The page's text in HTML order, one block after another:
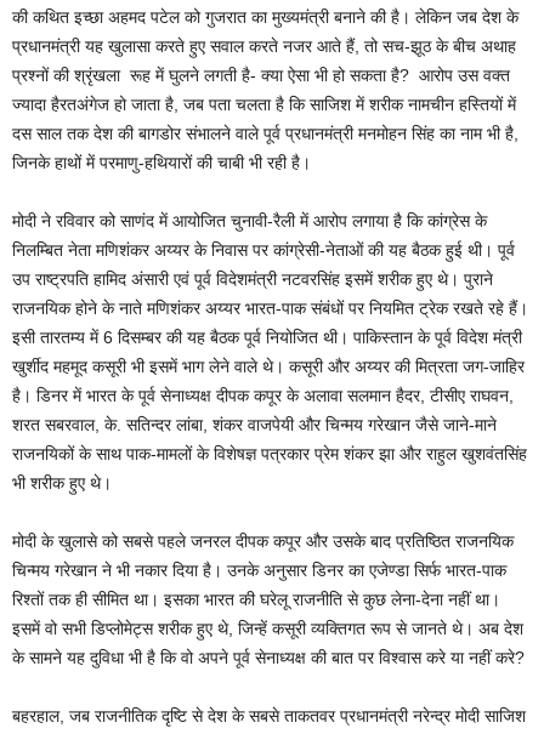
की कथित इच्छा अहमद पटेल को गुजरात का मुख्यमंत्री बनाने की है। लेकिन जब देश के
प्रधानमंत्री यह खुलासा करते हुए सवाल करते नजर आते हैं, तो सच-झूठ के बीच अथाह
प्रश्नों की श्रृंखला रूह में घुलने लगती है- क्या ऐसा भी हो सकता है? आरोप उस वक्त
ज्यादा हैरतअंगेज हो जाता है, जब पता चलता है कि साजिश में शरीक नामचीन हस्तियों में
दस साल तक देश की बागडोर संभालने वाले पूर्व प्रधानमंत्री मनमोहन सिंह का नाम भी है,
जिनके हाथों में परमाणु-हथियारों की चाबी भी रही है।
मोदी ने रविवार को साणंद में आयोजित चुनावी-रैली में आरोप लगाया है कि कांग्रेस के
निलम्बित नेता मणिशंकर अय्यर के निवास पर कांग्रेसी-नेताओं की यह बैठक हुई थी। पूर्व
उप राष्ट्रपति हामिद अंसारी एवं पूर्व विदेशमंत्री नटवरसिंह इसमें शरीक हुए थे। पुराने
राजनयिक होने के नाते मणिशंकर अय्यर भारत-पाक संबंधों पर नियमित ट्रेक रखते रहे हैं।
इसी तारतम्य में 6 दिसम्बर की यह बैठक पूर्व नियोजित थी। पाकिस्तान के पूर्व विदेश मंत्री
खुर्शीद महमूद कसूरी भी इसमें भाग लेने वाले थे। कसूरी और अय्यर की मित्रता जग-जाहिर
है। डिनर में भारत के पूर्व सेनाध्यक्ष दीपक कपूर के अलावा सलमान हैदर, टीसीए राघवन,
शरत सबरवाल, के. सतिन्दर लांबा, शंकर वाजपेयी और चिन्मय गरेखान जैसे जाने-माने
राजनयिकों के साथ पाक-मामलों के विशेषज्ञ पत्रकार प्रेम शंकर झा और राहुल खुशवंतसिंह
भी शरीक हुए थे।
मोदी के खुलासे को सबसे पहले जनरल दीपक कपूर और उसके बाद प्रतिष्ठित राजनयिक
चिन्मय गरेखान ने भी नकार दिया है। उनके अनुसार डिनर का एजेण्डा सिर्फ भारत-पाक
रिश्तों तक ही सीमित था। इसका भारत की घरेलू राजनीति से कुछ लेना-देना नहीं था।
इसमें वो सभी डिप्लोमेट्स शरीक हुए थे, जिन्हें कसूरी व्यक्तिगत रूप से जानते थे। अब देश
के सामने यह दुविधा भी है कि वो अपने पूर्व सेनाध्यक्ष की बात पर विश्वास करे या नहीं करे?
बहरहाल, जब राजनीतिक दृष्टि से देश के सबसे ताकतवर प्रधानमंत्री नरेन्द्र मोदी साजिश